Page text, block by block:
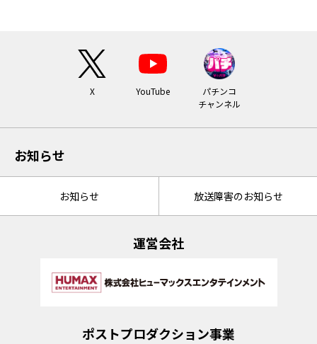
X YouTube
パチンコ
チャンネル
お知らせ
お知らせ 放送障害のお知らせ
運営会社
ポストプロダクション事業